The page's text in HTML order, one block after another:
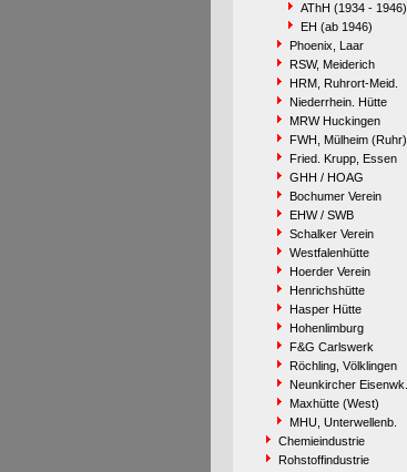
AThH (1934 - 1946)
EH (ab 1946)
Phoenix, Laar
RSW, Meiderich
HRM, Ruhrort-Meid.
Niederrhein. Hütte
MRW Huckingen
FWH, Mülheim (Ruhr)
Fried. Krupp, Essen
GHH / HOAG
Bochumer Verein
EHW / SWB
Schalker Verein
Westfalenhütte
Hoerder Verein
Henrichshütte
Hasper Hütte
Hohenlimburg
F&G Carlswerk
Röchling, Völklingen
Neunkircher Eisenwk.
Maxhütte (West)
MHU, Unterwellenb.
Chemieindustrie
Rohstoffindustrie